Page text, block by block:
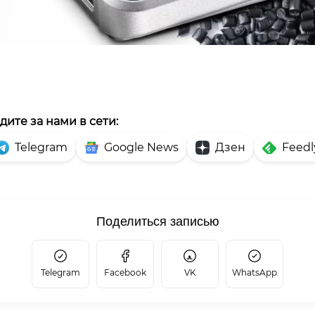
за нами в сети:
Telegram
Google News Дзен
Поделиться записью
Telegram Facebook VK WhatsApp